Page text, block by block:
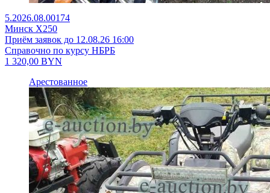
5.2026.08.00174
Минск X250
Приём заявок до 12.08.26 16:00
Справочно по курсу НБРБ
1 320,00 BYN
Арестованное